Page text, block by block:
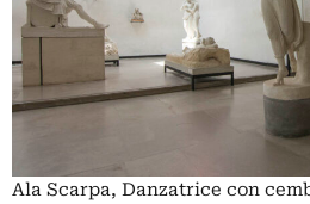
Ala Scarpa, Danzatrice con